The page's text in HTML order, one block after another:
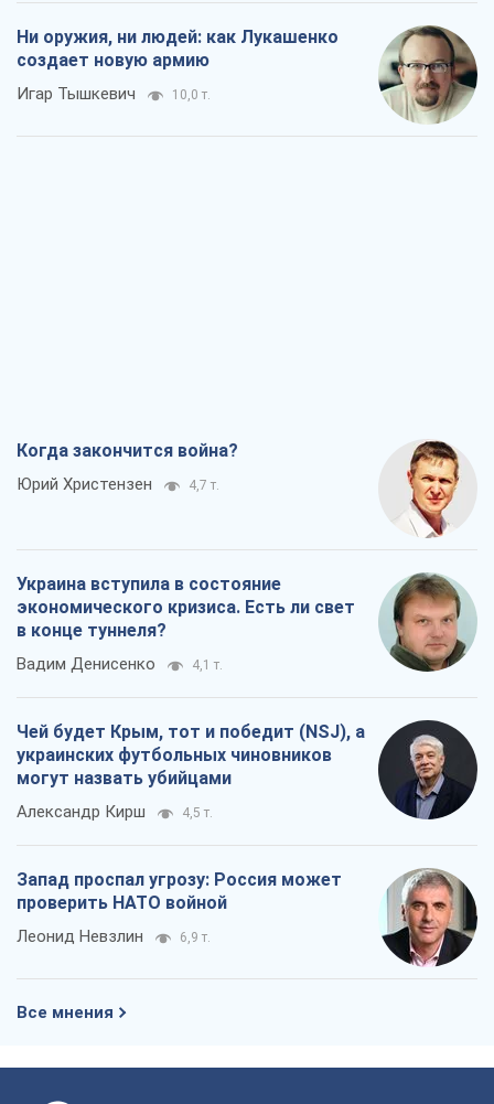
Ни оружия, ни людей: как Лукашенко
создает новую армию
Игар Тышкевич 10,0 т.
Когда закончится война?
Юрий Христензен 4,7 т.
Украина вступила в состояние
экономического кризиса. Есть ли свет
в конце туннеля?
Вадим Денисенко 4,1 т.
Чей будет Крым, тот и победит (NSJ), а
украинских футбольных чиновников
могут назвать убийцами
Александр Кирш 4,5 т.
Запад проспал угрозу: Россия может
проверить НАТО войной
Леонид Невзлин 6,9 т.
Все мнения